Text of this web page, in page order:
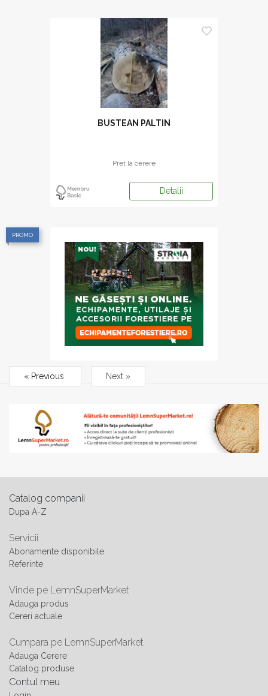
BUSTEAN PALTIN
Pret la cerere
Detalii
PROMO
« Previous Next »
Catalog companii
Dupa A-Z
Servicii
Abonamente disponibile
Referinte
Vinde pe LemnSuperMarket
Adauga produs
Cereri actuale
Cumpara pe LemnSuperMarket
Adauga Cerere
Catalog produse
Contul meu